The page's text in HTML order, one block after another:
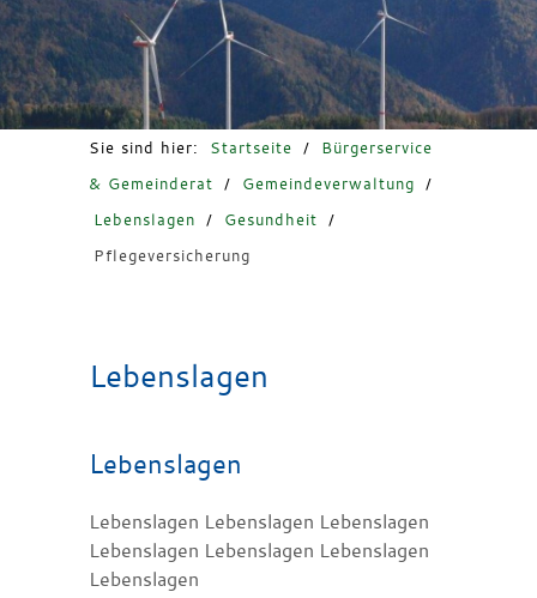
Freizeit & Tourismus
Sie sind hier: Startseite /
Bürgerservice
& Gemeinderat
/ Gemeindeverwaltung
/
Lebenslagen
/ Gesundheit
/
Pflegeversicherung
Lebenslagen
Lebenslagen
Lebenslagen Lebenslagen Lebenslagen
Lebenslagen Lebenslagen Lebenslagen
Lebenslagen